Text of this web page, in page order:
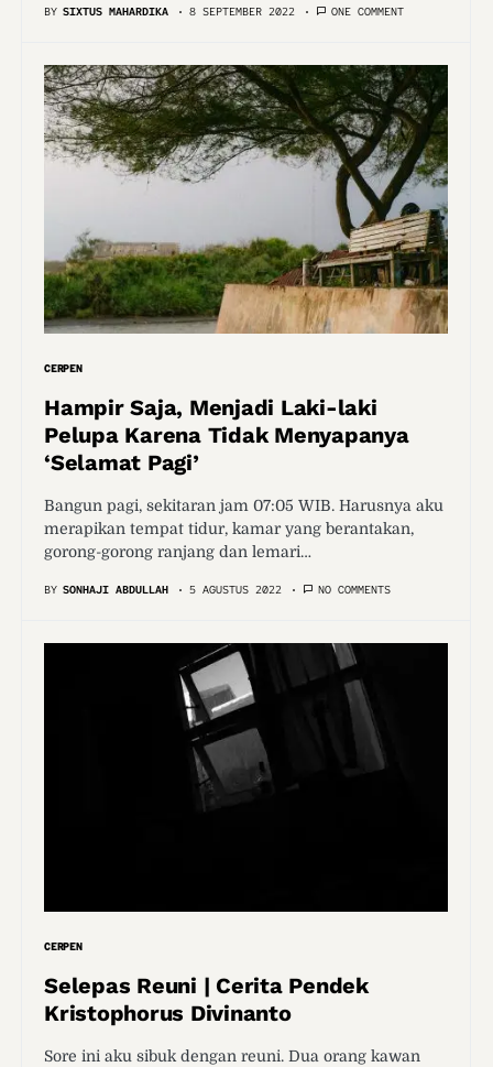
BY SIXTUS MAHARDIKA 8 SEPTEMBER 2022 ONE COMMENT
CERPEN
Hampir Saja, Menjadi Laki-laki
Pelupa Karena Tidak Menyapanya
‘Selamat Pagi’
Bangun pagi, sekitaran jam 07:05 WIB. Harusnya aku
merapikan tempat tidur, kamar yang berantakan,
gorong-gorong ranjang dan lemari…
BY SONHAJI ABDULLAH 5 AGUSTUS 2022 NO COMMENTS
CERPEN
Selepas Reuni | Cerita Pendek
Kristophorus Divinanto
Sore ini aku sibuk dengan reuni. Dua orang kawan